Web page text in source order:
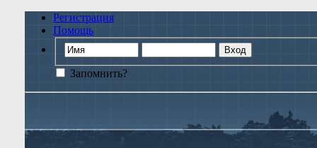
Регистрация
Помощь
Запомнить?